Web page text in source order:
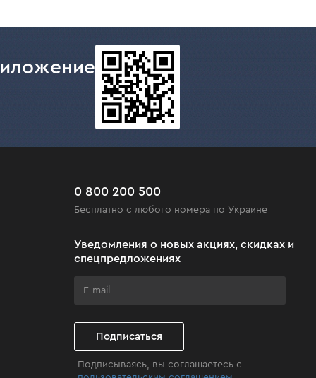
0 800 200 500
Бесплатно с любого номера по Украине
Уведомления о новых акциях, скидках и
спецпредложениях
Подписаться
Подписываясь, вы соглашаетесь с